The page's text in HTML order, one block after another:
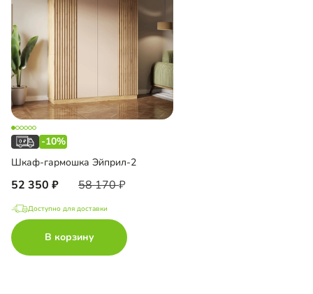
-10%
Шкаф-гармошка Эйприл-2
52 350 58 170
Доступно для доставки
В корзину